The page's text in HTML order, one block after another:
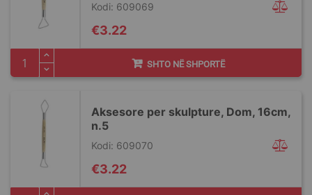
Kodi: 609069
€3.22
SHTO NË SHPORTË
Aksesore per skulpture, Dom, 16cm,
n.5
Kodi: 609070
€3.22